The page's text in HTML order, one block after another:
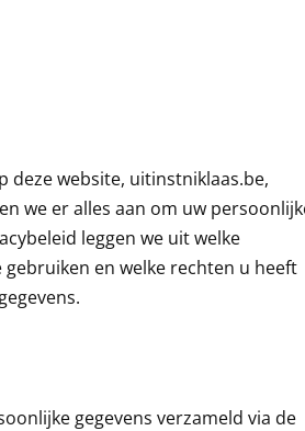
deze website, uitinstniklaas.be,
we er alles aan om uw
leggen we uit welke
gebruiken en welke rechten u heeft
gegevens verzameld via de